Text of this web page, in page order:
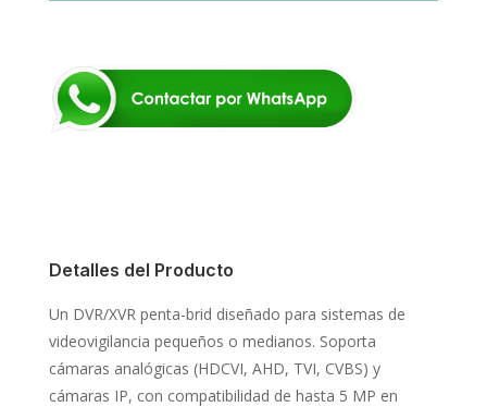
Detalles del Producto
Un DVR/XVR penta-brid diseñado para sistemas de
videovigilancia pequeños o medianos. Soporta
cámaras analógicas (HDCVI, AHD, TVI, CVBS) y
cámaras IP, con compatibilidad de hasta 5 MP en